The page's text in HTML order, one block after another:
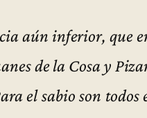
aún inferior, que
de la Cosa y
el sabio son todos